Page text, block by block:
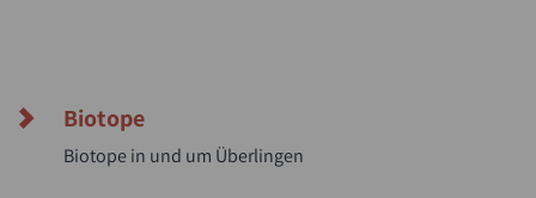
Biotope
Biotope in und um Überlingen